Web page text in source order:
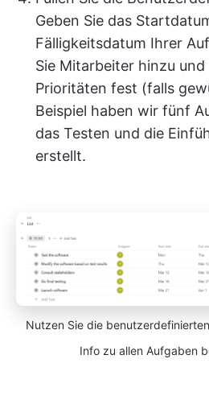
Geben Sie das
Fälligkeitsdatum Ihrer
Sie Mitarbeiter hinzu und
Prioritäten fest (falls
Beispiel haben wir fünf
das Testen und die
erstellt.
Nutzen Sie die
Info zu allen Aufgaben